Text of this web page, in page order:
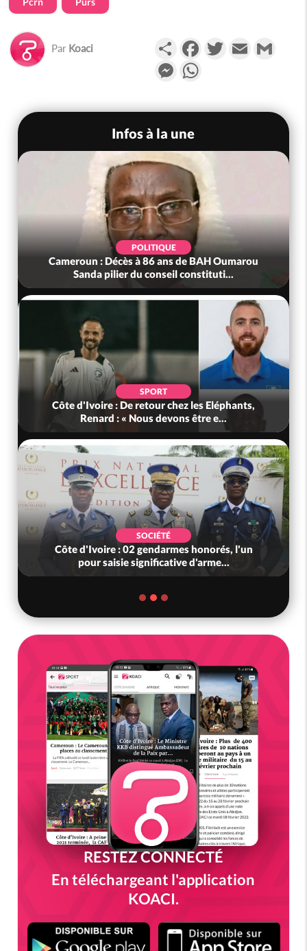
Par Koaci PartagerFacebookTwitterEmail
Messenger
Infos à la une
POLITIQUE
Cameroun : Décès à 86 ans de BAH Oumarou
Sanda pilier du conseil constituti...
SPORT
Côte d'Ivoire : De retour chez les Eléphants,
Renard : « Nous devons être e...
SOCIÉTÉ
Côte d'Ivoire : 02 gendarmes honorés, l'un
pour saisie significative d'arme...
RESTEZ CONNECTÉ
En téléchargeant l'application
KOACI.